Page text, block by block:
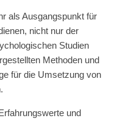
als Ausgangspunkt für
nicht nur der
Studien
Methoden und
für die Umsetzung von
und